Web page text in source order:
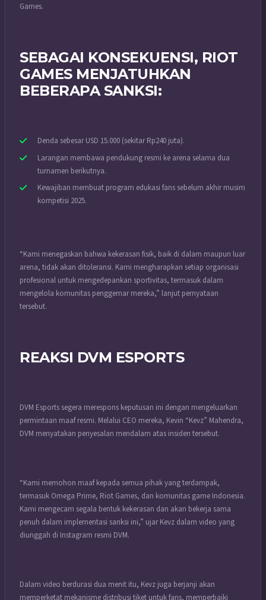
Games.
SEBAGAI KONSEKUENSI, RIOT
GAMES MENJATUHKAN
BEBERAPA SANKSI:
Denda sebesar USD 15.000 (sekitar Rp240 juta).
Larangan membawa pendukung resmi ke arena selama dua
turnamen berikutnya.
Kewajiban membuat program edukasi fans sebelum akhir musim
kompetisi 2025.
“Kami menegaskan bahwa kekerasan fisik, baik di dalam maupun luar
arena, tidak akan ditoleransi. Kami mengharapkan setiap organisasi
profesional untuk mengedepankan sportivitas, termasuk dalam
mengelola komunitas penggemar mereka,” lanjut pernyataan
tersebut.
REAKSI DVM ESPORTS
DVM Esports segera merespons keputusan ini dengan mengeluarkan
permintaan maaf resmi. Melalui CEO mereka, Kevin “Kevz” Mahendra,
DVM menyatakan penyesalan mendalam atas insiden tersebut.
“Kami memohon maaf kepada semua pihak yang terdampak,
termasuk Omega Prime, Riot Games, dan komunitas game Indonesia.
Kami mengecam segala bentuk kekerasan dan akan bekerja sama
penuh dalam implementasi sanksi ini,” ujar Kevz dalam video yang
diunggah di Instagram resmi DVM.
Dalam video berdurasi dua menit itu, Kevz juga berjanji akan
memperketat mekanisme distribusi tiket untuk fans, memperbaiki